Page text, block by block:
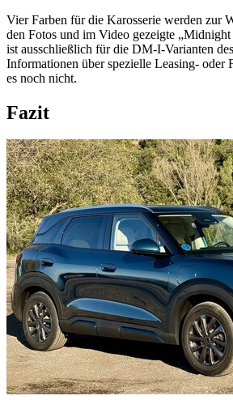
Vier Farben für die Karosserie werden zur
den Fotos und im Video gezeigte „Midnight
ist ausschließlich für die DM-I-Varianten
Informationen über spezielle Leasing- oder
es noch nicht.
Fazit